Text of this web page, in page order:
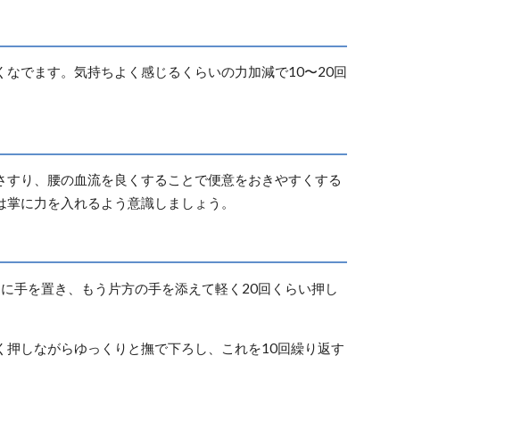
でます。気持ちよく感じるくらいの力加減で10〜20回
り、腰の血流を良くすることで便意をおきやすくする
に力を入れるよう意識しましょう。
手を置き、もう片方の手を添えて軽く20回くらい押し
しながらゆっくりと撫で下ろし、これを10回繰り返す